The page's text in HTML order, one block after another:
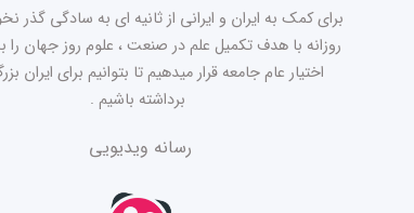
برای کمک به ایران و ایرانی از ثانیه ای به سادگی گذر
روزانه با هدف تکمیل علم در صنعت ، علوم روز جهان را
اختیار عام جامعه قرار میدهیم تا بتوانیم برای ایران
برداشته باشیم .
رسانه ویدیویی